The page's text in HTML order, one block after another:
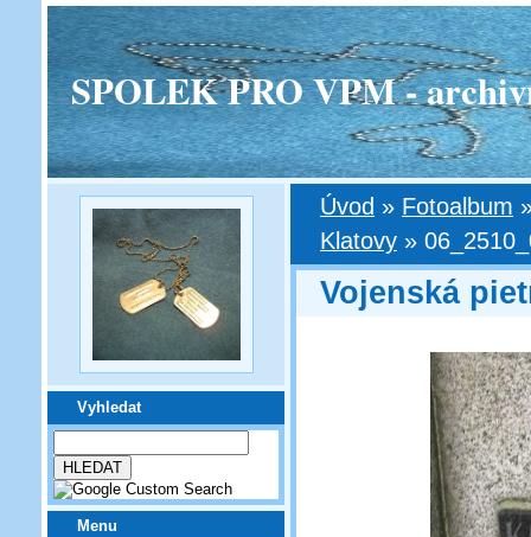
SPOLEK PRO VPM -
Vyhledat
Menu
Úvod » Fotoalbum
Klatovy »
Vojenská